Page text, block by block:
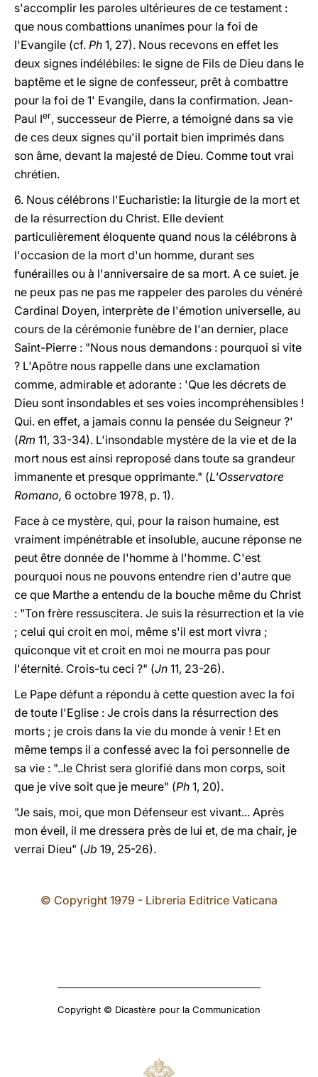
s'accomplir les paroles ultérieures de ce testament :
que nous combattions unanimes pour la foi de
l'Evangile (cf. Ph 1, 27). Nous recevons en effet les
deux signes indélébiles: le signe de Fils de Dieu dans le
baptême et le signe de confesseur, prêt à combattre
pour la foi de 1' Evangile, dans la confirmation. Jean-
Paul Ier, successeur de Pierre, a témoigné dans sa vie
de ces deux signes qu'il portait bien imprimés dans
son âme, devant la majesté de Dieu. Comme tout vrai
chrétien.
6. Nous célébrons l'Eucharistie: la liturgie de la mort et
de la résurrection du Christ. Elle devient
particulièrement éloquente quand nous la célébrons à
l'occasion de la mort d'un homme, durant ses
funérailles ou à l'anniversaire de sa mort. A ce suiet. je
ne peux pas ne pas me rappeler des paroles du vénéré
Cardinal Doyen, interprète de l'émotion universelle, au
cours de la cérémonie funèbre de l'an dernier, place
Saint-Pierre : "Nous nous demandons : pourquoi si vite
? L'Apôtre nous rappelle dans une exclamation
comme, admirable et adorante : 'Que les décrets de
Dieu sont insondables et ses voies incompréhensibles !
Qui. en effet, a jamais connu la pensée du Seigneur ?'
(Rm 11, 33-34). L'insondable mystère de la vie et de la
mort nous est ainsi reproposé dans toute sa grandeur
immanente et presque opprimante." (L'Osservatore
Romano, 6 octobre 1978, p. 1).
Face à ce mystère, qui, pour la raison humaine, est
vraiment impénétrable et insoluble, aucune réponse ne
peut être donnée de l'homme à l'homme. C'est
pourquoi nous ne pouvons entendre rien d'autre que
ce que Marthe a entendu de la bouche même du Christ
: "Ton frère ressuscitera. Je suis la résurrection et la vie
; celui qui croit en moi, même s'il est mort vivra ;
quiconque vit et croit en moi ne mourra pas pour
l'éternité. Crois-tu ceci ?" (Jn 11, 23-26).
Le Pape défunt a répondu à cette question avec la foi
de toute l'Eglise : Je crois dans la résurrection des
morts ; je crois dans la vie du monde à venir ! Et en
même temps il a confessé avec la foi personnelle de
sa vie : "..le Christ sera glorifié dans mon corps, soit
que je vive soit que je meure" (Ph 1, 20).
"Je sais, moi, que mon Défenseur est vivant... Après
mon éveil, il me dressera près de lui et, de ma chair, je
verrai Dieu" (Jb 19, 25-26).
© Copyright 1979 - Libreria Editrice Vaticana
Copyright © Dicastère pour la Communication